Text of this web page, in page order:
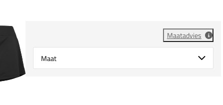
Maatadvies